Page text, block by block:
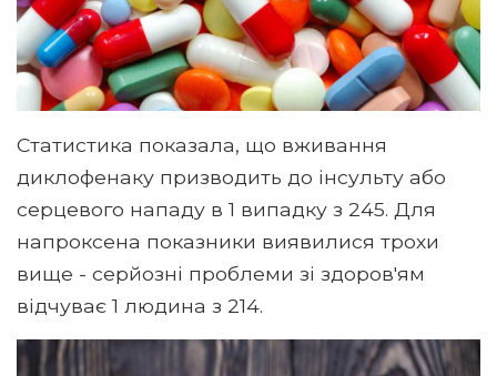
Статистика показала, що вживання
диклофенаку призводить до інсульту або
серцевого нападу в 1 випадку з 245. Для
напроксена показники виявилися трохи
вище - серйозні проблеми зі здоров'ям
відчуває 1 людина з 214.